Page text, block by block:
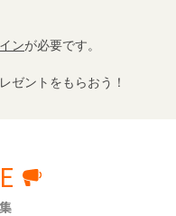
ンが必要です。
ゼントをもらおう！